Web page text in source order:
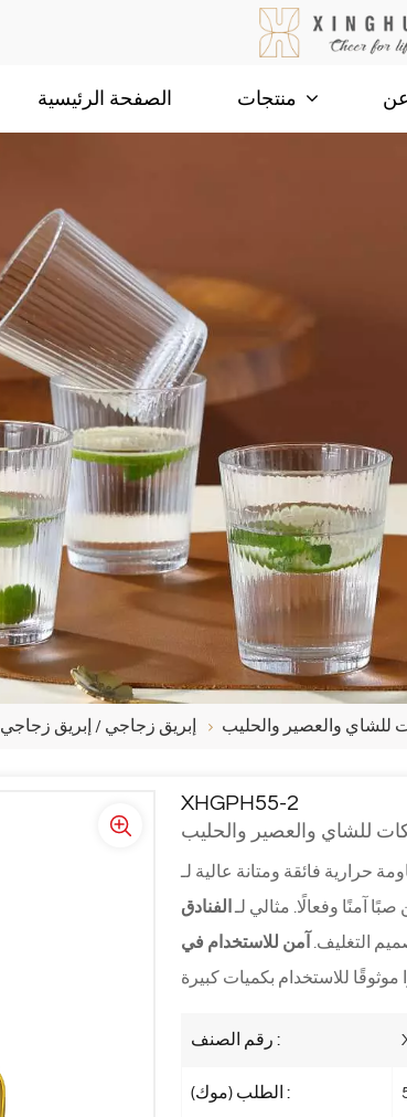
الصفحة الرئيسية عن
إبريق زجاجي / إبريق زجاجي
XHGPH55-2
حرارية فائقة ومتانة عالية لـ
آمنًا وفعالًا. مثالي لـ الفنادق
التغليف.
آمن للاستخدام في
رقم الصنف :
الطلب (موك) :